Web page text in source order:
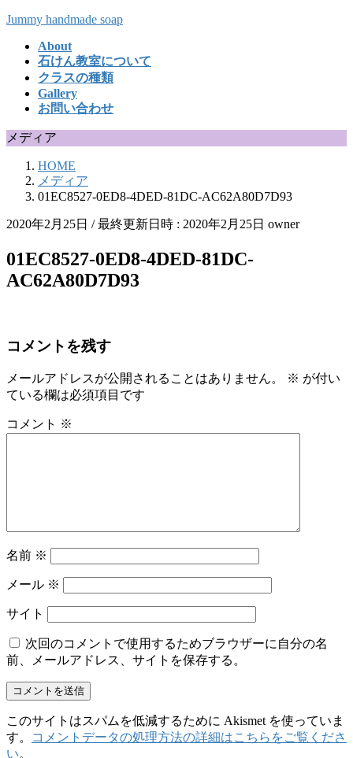
コ
キ
ナ
に
Jummy handmade soap
About
石けん教室について
クラスの種類
Gallery
お問い合わせ
メディア
HOME
メディア
01EC8527-0ED8-4DED-81DC-AC62A80D7D93
2020年2月25日 / 最終更新日時 : 2020年2月25日 owner
01EC8527-0ED8-4DED-81DC-
AC62A80D7D93
コメントを残す
メールアドレスが公開されることはありません。 ※ が付い
ている欄は必須項目です
コメント ※
名前 ※
メール ※
サイト
次回のコメントで使用するためブラウザーに自分の名
前、メールアドレス、サイトを保存する。
このサイトはスパムを低減するために Akismet を使っていま
す。
コメントデータの処理方法の詳細はこちらをご覧くださ
い。